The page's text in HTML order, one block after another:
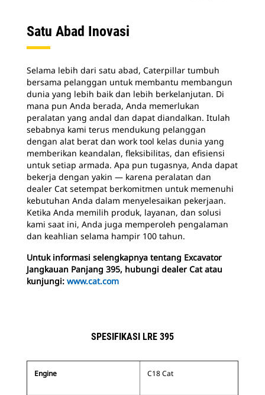
Satu Abad Inovasi
Selama lebih dari satu abad, Caterpillar tumbuh
bersama pelanggan untuk membantu membangun
dunia yang lebih baik dan lebih berkelanjutan. Di
mana pun Anda berada, Anda memerlukan
peralatan yang andal dan dapat diandalkan. Itulah
sebabnya kami terus mendukung pelanggan
dengan alat berat dan work tool kelas dunia yang
memberikan keandalan, fleksibilitas, dan efisiensi
untuk setiap armada. Apa pun tugasnya, Anda dapat
bekerja dengan yakin — karena peralatan dan
dealer Cat setempat berkomitmen untuk memenuhi
kebutuhan Anda dalam menyelesaikan pekerjaan.
Ketika Anda memilih produk, layanan, dan solusi
kami saat ini, Anda juga memperoleh pengalaman
dan keahlian selama hampir 100 tahun.
Untuk informasi selengkapnya tentang Excavator
Jangkauan Panjang 395, hubungi dealer Cat atau
kunjungi: www.cat.com
SPESIFIKASI LRE 395
Engine C18 Cat